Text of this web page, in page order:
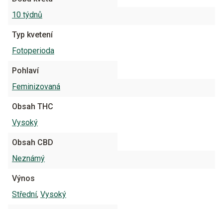
10 týdnů
Typ kvetení
Fotoperioda
Pohlaví
Feminizovaná
Obsah THC
Vysoký
Obsah CBD
Neznámý
Výnos
Střední, Vysoký